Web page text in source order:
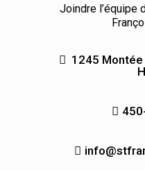
Joindre l’équipe
1245 Montée